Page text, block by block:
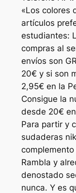
«Los colores
artículos
estudiantes:
compras al
envíos son
20€ y si son
2,95€ en la
Consigue la
desde 20€
Para partir y
sudaderas
Rambla y
denostado
nunca. Y es